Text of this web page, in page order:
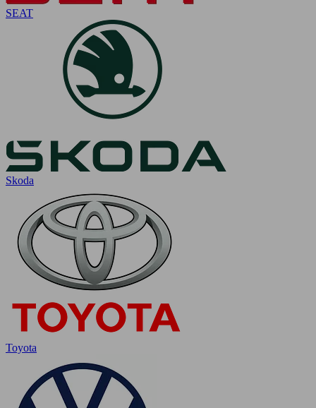
SEAT
Skoda
Toyota